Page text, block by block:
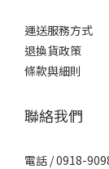
運送服務方式
退換貨政策
條款與細則
聯絡我們
電話 / 0918-